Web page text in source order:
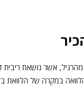
אשר נושאת ריבית
במקרה של